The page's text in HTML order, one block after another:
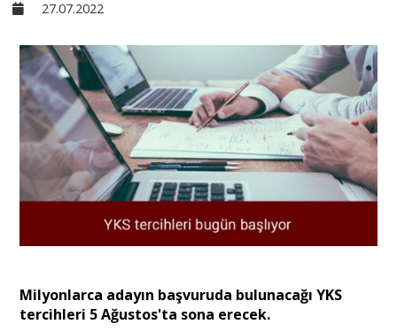
Kültür - Sanat
Ekonomi
Dünya
Yorum - Analiz
27.07.2022
Milyonlarca adayın başvuruda bulunacağı YKS
tercihleri 5 Ağustos'ta sona erecek.